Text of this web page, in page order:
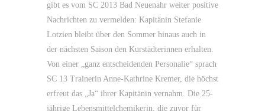
gibt es vom SC 2013 Bad Neuenahr weiter positive
Nachrichten zu vermelden: Kapitänin Stefanie
Lotzien bleibt über den Sommer hinaus auch in
der nächsten Saison den Kurstädterinnen erhalten.
Von einer „ganz entscheidenden Personalie“ sprach
SC 13 Trainerin Anne-Kathrine Kremer, die höchst
erfreut das „Ja“ ihrer Kapitänin vernahm. Die 25-
jährige Lebensmittelchemikerin, die zuvor für